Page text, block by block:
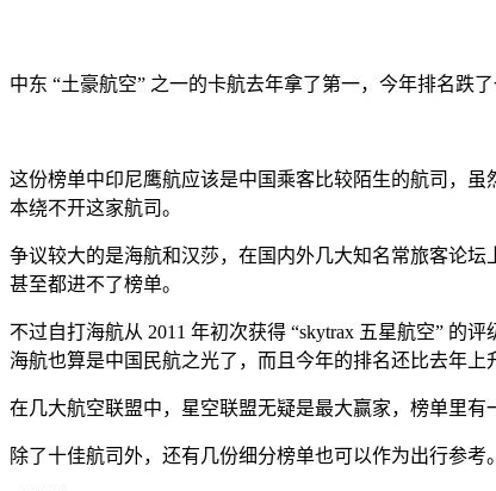
中东 “土豪航空” 之一的卡航去年拿了第一，今年排名跌
这份榜单中印尼鹰航应该是中国乘客比较陌生的航司，
本绕不开这家航司。
争议较大的是海航和汉莎，在国内外几大知名常旅客论
甚至都进不了榜单。
不过自打海航从 2011 年初次获得 “skytrax 五星航空” 的
海航也算是中国民航之光了，而且今年的排名还比去年上
在几大航空联盟中，星空联盟无疑是最大赢家，榜单里有
除了十佳航司外，还有几份细分榜单也可以作为出行参考。